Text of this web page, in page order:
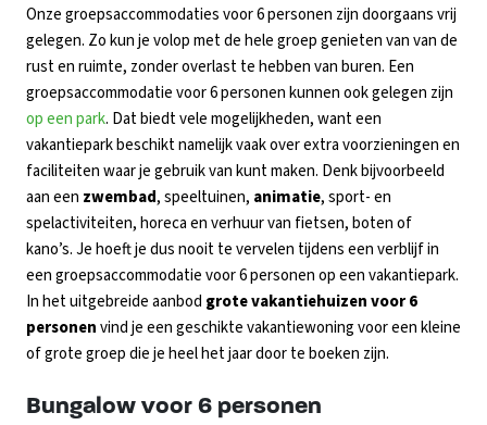
Onze groepsaccommodaties voor 6 personen zijn doorgaans vrij
gelegen. Zo kun je volop met de hele groep genieten van van de
rust en ruimte, zonder overlast te hebben van buren. Een
groepsaccommodatie voor 6 personen kunnen ook gelegen zijn
op een park. Dat biedt vele mogelijkheden, want een
vakantiepark beschikt namelijk vaak over extra voorzieningen en
faciliteiten waar je gebruik van kunt maken. Denk bijvoorbeeld
aan een zwembad, speeltuinen, animatie, sport- en
spelactiviteiten, horeca en verhuur van fietsen, boten of
kano’s. Je hoeft je dus nooit te vervelen tijdens een verblijf in
een groepsaccommodatie voor 6 personen op een vakantiepark.
In het uitgebreide aanbod grote vakantiehuizen voor 6
personenvind je een geschikte vakantiewoning voor een kleine
of grote groep die je heel het jaar door te boeken zijn.
Bungalow voor 6 personen